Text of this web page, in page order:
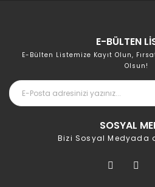
E-BÜLTEN
E-Bülten Listemize Kayıt Olun,
Olsun!
SOSYAL
Bizi Sosyal Medyada